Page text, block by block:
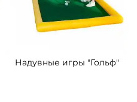
Надувные игры "Гольф"